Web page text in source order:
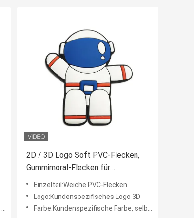
2D / 3D Logo Soft PVC-Flecken,
Gummimoral-Flecken für
Dekoration
Einzelteil:Weiche PVC-Flecken
Logo:Kundenspezifisches Logo 3D
Farbe:Kundenspezifische Farbe, selbe als Pantone-Farbwert